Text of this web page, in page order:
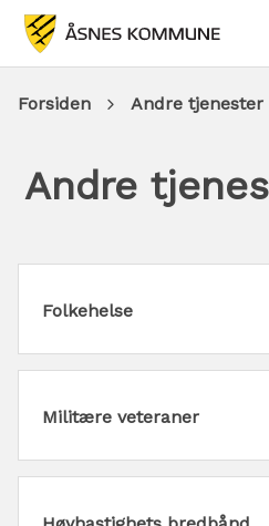
Du
Forsiden Andre tjenester
Andre
Folkehelse
Militære veteraner